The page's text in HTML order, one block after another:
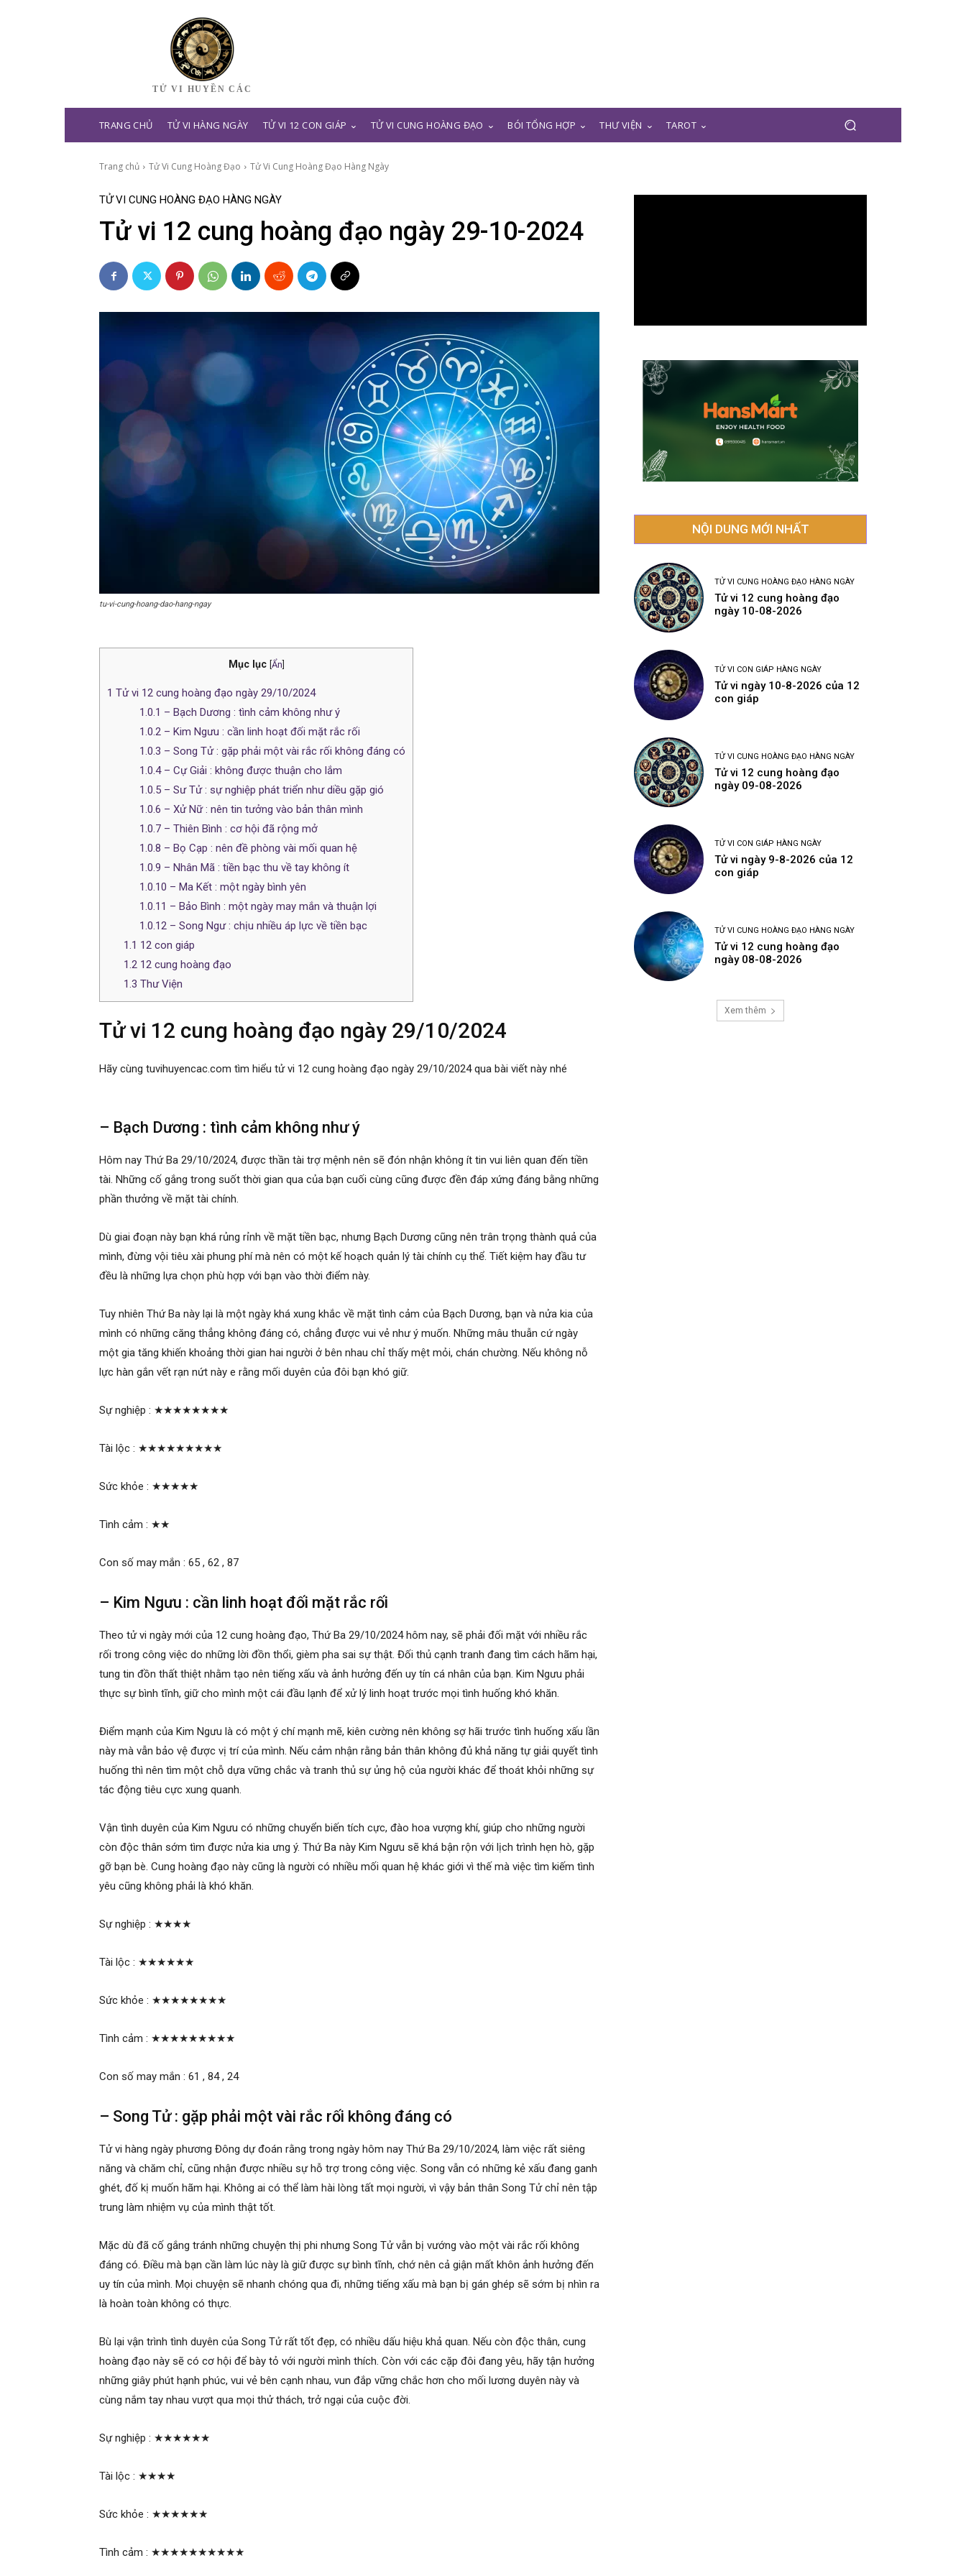
TỬ VI HUYỀN CÁC
TRANG CHỦ TỬ VI HÀNG NGÀY TỬ VI 12 CON GIÁP TỬ VI CUNG HOÀNG ĐẠO BÓI TỔNG HỢP THƯ VIỆN TAROT
Trang chủ Tử Vi Cung Hoàng Đạo Tử Vi Cung Hoàng Đạo Hàng Ngày
TỬ VI CUNG HOÀNG ĐẠO HÀNG NGÀY
Tử vi 12 cung hoàng đạo ngày 29-10-2024
tu-vi-cung-hoang-dao-hang-ngay
Mục lục Ẩn
1 Tử vi 12 cung hoàng đạo ngày 29/10/2024
1.0.1 – Bạch Dương : tình cảm không như ý
1.0.2 – Kim Ngưu : cần linh hoạt đối mặt rắc rối
1.0.3 – Song Tử : gặp phải một vài rắc rối không đáng có
1.0.4– Cự Giải : không được thuận cho lắm
1.0.5 – Sư Tử : sự nghiệp phát triển như diều gặp gió
1.0.6 – Xử Nữ : nên tin tưởng vào bản thân mình
1.0.7 – Thiên Bình : cơ hội đã rộng mở
1.0.8 – Bọ Cạp : nên đề phòng vài mối quan hệ
1.0.9 – Nhân Mã : tiền bạc thu về tay không ít
1.0.10 – Ma Kết : một ngày bình yên
1.0.11 – Bảo Bình : một ngày may mắn và thuận lợi
1.0.12 – Song Ngư : chịu nhiều áp lực về tiền bạc
1.1 12 con giáp
1.212 cung hoàng đạo
1.3 Thư Viện
Tử vi 12 cung hoàng đạo ngày 29/10/2024
Hãy cùng tuvihuyencac.com tìm hiểu tử vi 12 cung hoàng đạo ngày 29/10/2024 qua bài viết này nhé
– Bạch Dương : tình cảm không như ý
Hôm nay Thứ Ba 29/10/2024, được thần tài trợ mệnh nên sẽ đón nhận không ít tin vui liên quan đến tiền
tài. Những cố gắng trong suốt thời gian qua của bạn cuối cùng cũng được đền đáp xứng đáng bằng những
phần thưởng về mặt tài chính.
Dù giai đoạn này bạn khá rủng rỉnh về mặt tiền bạc, nhưng Bạch Dương cũng nên trân trọng thành quả của
mình, đừng vội tiêu xài phung phí mà nên có một kế hoạch quản lý tài chính cụ thể. Tiết kiệm hay đầu tư
đều là những lựa chọn phù hợp với bạn vào thời điểm này.
Tuy nhiên Thứ Ba này lại là một ngày khá xung khắc về mặt tình cảm của Bạch Dương, bạn và nửa kia của
mình có những căng thẳng không đáng có, chẳng được vui vẻ như ý muốn. Những mâu thuẫn cứ ngày
một gia tăng khiến khoảng thời gian hai người ở bên nhau chỉ thấy mệt mỏi, chán chường. Nếu không nỗ
lực hàn gắn vết rạn nứt này e rằng mối duyên của đôi bạn khó giữ.
Sự nghiệp : ★★★★★★★★
Tài lộc : ★★★★★★★★★
Sức khỏe : ★★★★★
Tình cảm : ★★
Con số may mắn : 65 , 62 , 87
– Kim Ngưu : cần linh hoạt đối mặt rắc rối
Theo tử vi ngày mới của 12 cung hoàng đạo, Thứ Ba 29/10/2024 hôm nay, sẽ phải đối mặt với nhiều rắc
rối trong công việc do những lời đồn thổi, gièm pha sai sự thật. Đối thủ cạnh tranh đang tìm cách hãm hại,
tung tin đồn thất thiệt nhằm tạo nên tiếng xấu và ảnh hưởng đến uy tín cá nhân của bạn. Kim Ngưu phải
thực sự bình tĩnh, giữ cho mình một cái đầu lạnh để xử lý linh hoạt trước mọi tình huống khó khăn.
Điểm mạnh của Kim Ngưu là có một ý chí mạnh mẽ, kiên cường nên không sợ hãi trước tình huống xấu lần
này mà vẫn bảo vệ được vị trí của mình. Nếu cảm nhận rằng bản thân không đủ khả năng tự giải quyết tình
huống thì nên tìm một chỗ dựa vững chắc và tranh thủ sự ủng hộ của người khác để thoát khỏi những sự
tác động tiêu cực xung quanh.
Vận tình duyên của Kim Ngưu có những chuyển biến tích cực, đào hoa vượng khí, giúp cho những người
còn độc thân sớm tìm được nửa kia ưng ý. Thứ Ba này Kim Ngưu sẽ khá bận rộn với lịch trình hẹn hò, gặp
gỡ bạn bè. Cung hoàng đạo này cũng là người có nhiều mối quan hệ khác giới vì thế mà việc tìm kiếm tình
yêu cũng không phải là khó khăn.
Sự nghiệp : ★★★★
Tài lộc : ★★★★★★
Sức khỏe : ★★★★★★★★
Tình cảm : ★★★★★★★★★
Con số may mắn : 61 , 84 , 24
– Song Tử : gặp phải một vài rắc rối không đáng có
Tử vi hàng ngày phương Đông dự đoán rằng trong ngày hôm nay Thứ Ba 29/10/2024, làm việc rất siêng
năng và chăm chỉ, cũng nhận được nhiều sự hỗ trợ trong công việc. Song vẫn có những kẻ xấu đang ganh
ghét, đố kị muốn hãm hại. Không ai có thể làm hài lòng tất mọi người, vì vậy bản thân Song Tử chỉ nên tập
trung làm nhiệm vụ của mình thật tốt.
Mặc dù đã cố gắng tránh những chuyện thị phi nhưng Song Tử vẫn bị vướng vào một vài rắc rối không
đáng có. Điều mà bạn cần làm lúc này là giữ được sự bình tĩnh, chớ nên cả giận mất khôn ảnh hưởng đến
uy tín của mình. Mọi chuyện sẽ nhanh chóng qua đi, những tiếng xấu mà bạn bị gán ghép sẽ sớm bị nhìn ra
là hoàn toàn không có thực.
Bù lại vận trình tình duyên của Song Tử rất tốt đẹp, có nhiều dấu hiệu khả quan. Nếu còn độc thân, cung
hoàng đạo này sẽ có cơ hội để bày tỏ với người mình thích. Còn với các cặp đôi đang yêu, hãy tận hưởng
những giây phút hạnh phúc, vui vẻ bên cạnh nhau, vun đắp vững chắc hơn cho mối lương duyên này và
cùng nắm tay nhau vượt qua mọi thử thách, trở ngại của cuộc đời.
Sự nghiệp : ★★★★★★
Tài lộc : ★★★★
Sức khỏe : ★★★★★★
Tình cảm : ★★★★★★★★★★
NỘI DUNG MỚI NHẤT
TỬ VI CUNG HOÀNG ĐẠO HÀNG NGÀY
Tử vi 12 cung hoàng đạo
ngày 10-08-2026
TỬ VI CON GIÁP HÀNG NGÀY
Tử vi ngày 10-8-2026 của 12
con giáp
TỬ VI CUNG HOÀNG ĐẠO HÀNG NGÀY
Tử vi 12 cung hoàng đạo
ngày 09-08-2026
TỬ VI CON GIÁP HÀNG NGÀY
Tử vi ngày 9-8-2026 của 12
con giáp
TỬ VI CUNG HOÀNG ĐẠO HÀNG NGÀY
Tử vi 12 cung hoàng đạo
ngày 08-08-2026
Xem thêm